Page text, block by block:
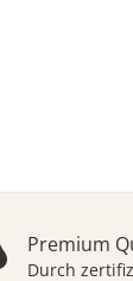
Premium
Durch